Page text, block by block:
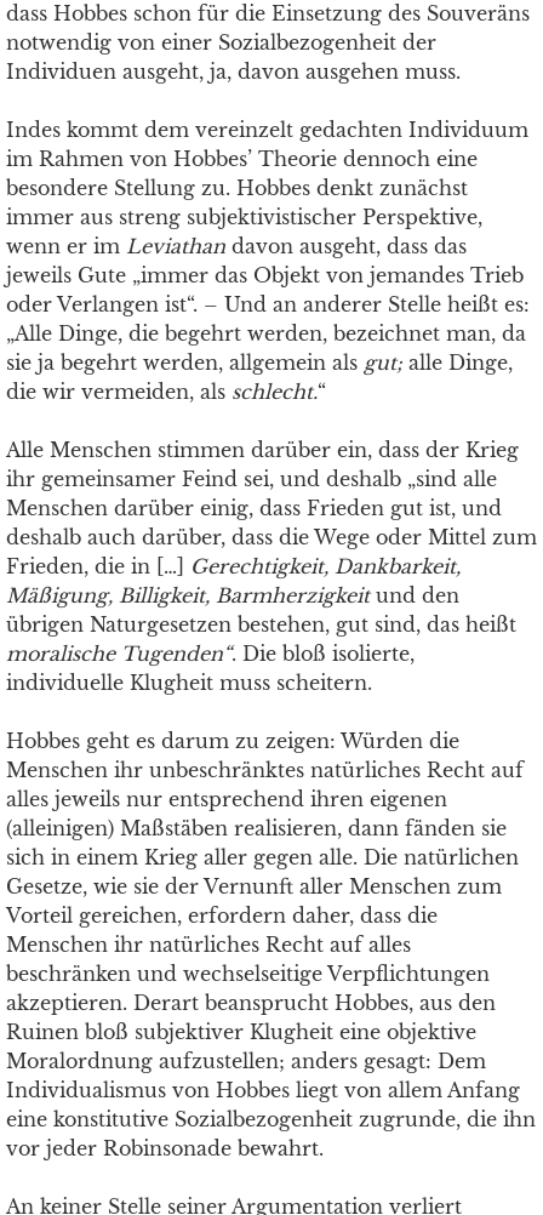
dass Hobbes schon für die Einsetzung des Souveräns
notwendig von einer Sozialbezogenheit der
Individuen ausgeht, ja, davon ausgehen muss.
Indes kommt dem vereinzelt gedachten Individuum
im Rahmen von Hobbes’ Theorie dennoch eine
besondere Stellung zu. Hobbes denkt zunächst
immer aus streng subjektivistischer Perspektive,
wenn er im Leviathan davon ausgeht, dass das
jeweils Gute „immer das Objekt von jemandes Trieb
oder Verlangen ist“. – Und an anderer Stelle heißt es:
„Alle Dinge, die begehrt werden, bezeichnet man, da
sie ja begehrt werden, allgemein als gut; alle Dinge,
die wir vermeiden, als schlecht.“
Alle Menschen stimmen darüber ein, dass der Krieg
ihr gemeinsamer Feind sei, und deshalb „sind alle
Menschen darüber einig, dass Frieden gut ist, und
deshalb auch darüber, dass die Wege oder Mittel zum
Frieden, die in […] Gerechtigkeit, Dankbarkeit,
Mäßigung, Billigkeit, Barmherzigkeitund den
übrigen Naturgesetzen bestehen, gut sind, das heißt
moralische Tugenden“. Die bloß isolierte,
individuelle Klugheit muss scheitern.
Hobbes geht es darum zu zeigen: Würden die
Menschen ihr unbeschränktes natürliches Recht auf
alles jeweils nur entsprechend ihren eigenen
(alleinigen) Maßstäben realisieren, dann fänden sie
sich in einem Krieg aller gegen alle. Die natürlichen
Gesetze, wie sie der Vernunft aller Menschen zum
Vorteil gereichen, erfordern daher, dass die
Menschen ihr natürliches Recht auf alles
beschränken und wechselseitige Verpflichtungen
akzeptieren. Derart beansprucht Hobbes, aus den
Ruinen bloß subjektiver Klugheit eine objektive
Moralordnung aufzustellen; anders gesagt: Dem
Individualismus von Hobbes liegt von allem Anfang
eine konstitutive Sozialbezogenheit zugrunde, die ihn
vor jeder Robinsonade bewahrt.
An keiner Stelle seiner Argumentation verliert